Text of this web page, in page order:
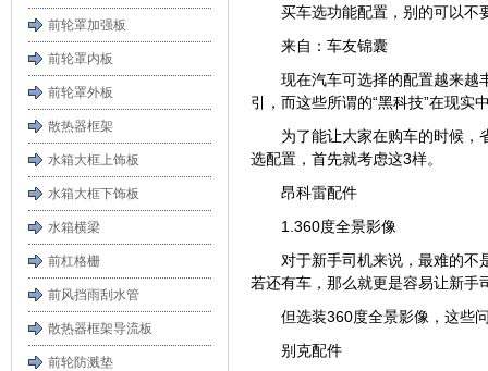
前轮罩加强板
前轮罩内板
前轮罩外板
散热器框架
水箱大框上饰板
水箱大框下饰板
水箱横梁
前杠格栅
前风挡雨刮水管
散热器框架导流板
前轮防溅垫
买车选功能配置，别的可以不
来自：车友锦囊
现在汽车可选择的配置越来越
引，而这些所谓的“黑科技”在现实
为了能让大家在购车的时候，
选配置，首先就考虑这3样。
昂科雷配件
1.360度全景影像
对于新手司机来说，最难的不
若还有车，那么就更是容易让新手
但选装360度全景影像，这些
别克配件